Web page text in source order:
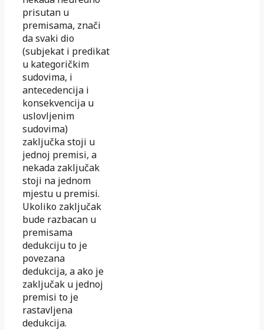
prisutan u
premisama, znači
da svaki dio
(subjekat i predikat
u kategoričkim
sudovima, i
antecedencija i
konsekvencija u
uslovljenim
sudovima)
zaključka stoji u
jednoj premisi, a
nekada zaključak
stoji na jednom
mjestu u premisi.
Ukoliko zaključak
bude razbacan u
premisama
dedukciju to je
povezana
dedukcija, a ako je
zaključak u jednoj
premisi to je
rastavljena
dedukcija.